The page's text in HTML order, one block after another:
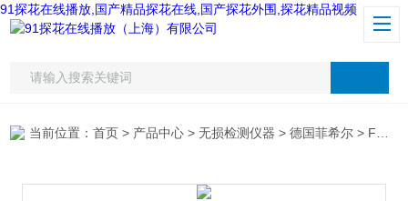
91探花在线播放,国产精品探花在线,国产探花外围,探花精品视频
当前位置：首页 > 产品中心 >无损检测仪器 >德国菲希尔 > FMP30铁素体